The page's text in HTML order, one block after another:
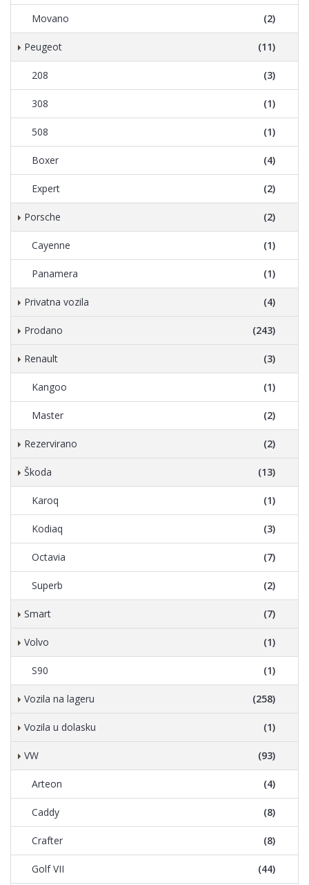
Movano (2)
Peugeot (11)
208 (3)
308 (1)
508 (1)
Boxer (4)
Expert (2)
Porsche (2)
Cayenne (1)
Panamera (1)
Privatna vozila (4)
Prodano (243)
Renault (3)
Kangoo (1)
Master (2)
Rezervirano (2)
Škoda (13)
Karoq (1)
Kodiaq (3)
Octavia (7)
Superb (2)
Smart (7)
Volvo (1)
S90 (1)
Vozila na lageru (258)
Vozila u dolasku (1)
VW (93)
Arteon (4)
Caddy (8)
Crafter (8)
Golf VII (44)